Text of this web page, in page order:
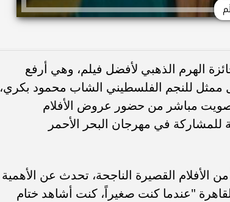
الهرم الذهبي لأفضل فيلم، وهي أرفع
ممثل للنجم الفلسطيني الشاب محمود بكري،
مباشر من حضور عروض الأفلام
للمشاركة في مهرجان البحر الأحمر
القصيرة الناجحة، تحدث عن الأهمية
"عندما كنت صغيراً، كنت أشاهد ختام